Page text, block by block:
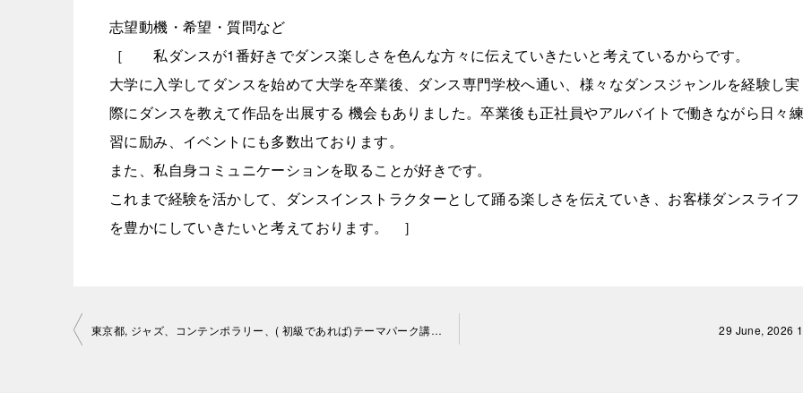
志望動機・希望・質問など
［ 私ダンスが1番好きでダンス楽しさを色んな方々に伝えていきたいと考えているからです。
大学に入学してダンスを始めて大学を卒業後、ダンス専門学校へ通い、様々なダンスジャンルを経験し実
際にダンスを教えて作品を出展する 機会もありました。卒業後も正社員やアルバイトで働きながら日々練
習に励み、イベントにも多数出ております。
また、私自身コミュニケーションを取ることが好きです。
これまで経験を活かして、ダンスインストラクターとして踊る楽しさを伝えていき、お客様ダンスライフ
を豊かにしていきたいと考えております。 ］
投
東京都, ジャズ、コンテンポラリー、( 初級であれば)テーマパーク講師希望の方 29 June, 2026